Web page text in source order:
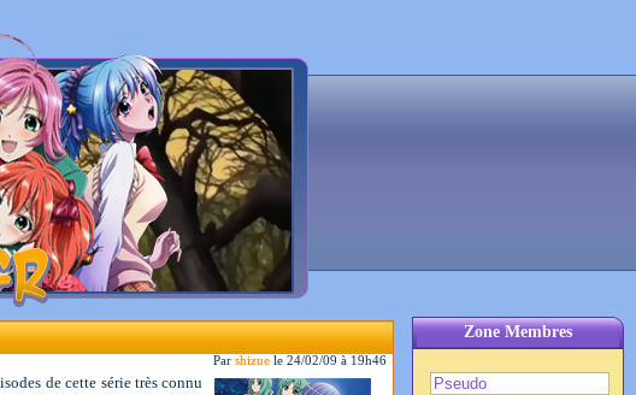
Zone Membres
Parshizue le 24/02/09 à 19h46
de cette série très connu